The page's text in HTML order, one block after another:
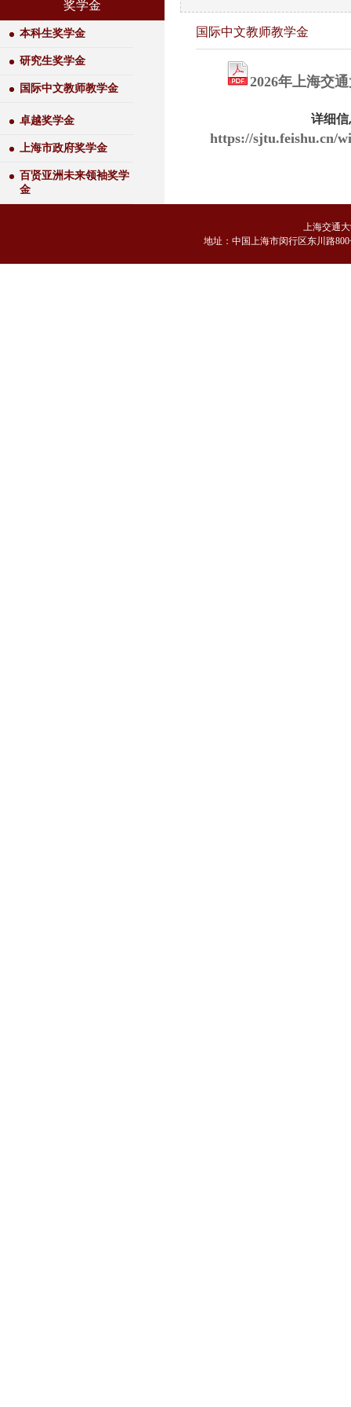
奖学金
本科生奖学金
研究生奖学金
国际中文教师教学金
卓越奖学金
上海市政府奖学金
百贤亚洲未来领袖奖学
金
国际中文教师教学金
2026年上海交
详细
https://sjtu.feishu.cn/
上海交通
地址：中国上海市闵行区东川路